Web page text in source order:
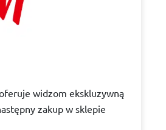
widzom ekskluzywną
zakup w sklepie